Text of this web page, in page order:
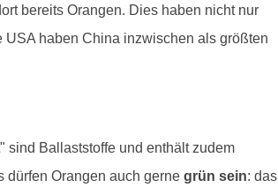
bereits Orangen. Dies haben nicht nur
haben China inzwischen als größten
sind Ballaststoffe und enthält zudem
dürfen Orangen auch gerne grün sein: das